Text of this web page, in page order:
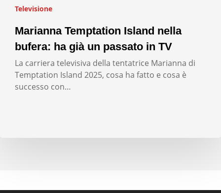
Televisione
Marianna Temptation Island nella
bufera: ha già un passato in TV
La carriera televisiva della tentatrice Marianna di
Temptation Island 2025, cosa ha fatto e cosa è
successo con…